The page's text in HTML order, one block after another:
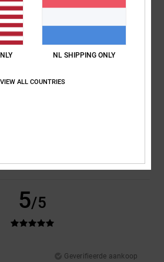
5/5
Geverifieerde aankoop
NL SHIPPING ONLY
VIEW ALL COUNTRIES